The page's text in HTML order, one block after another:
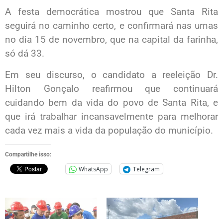
A festa democrática mostrou que Santa Rita
seguirá no caminho certo, e confirmará nas urnas
no dia 15 de novembro, que na capital da farinha,
só dá 33.
Em seu discurso, o candidato a reeleição Dr.
Hilton Gonçalo reafirmou que continuará
cuidando bem da vida do povo de Santa Rita, e
que irá trabalhar incansavelmente para melhorar
cada vez mais a vida da população do município.
Compartilhe isso:
WhatsApp Telegram